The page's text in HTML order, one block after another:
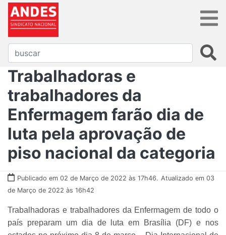
Trabalhadoras e
trabalhadores da
Enfermagem farão dia de
luta pela aprovação de
piso nacional da categoria
Publicado em 02 de Março de 2022 às 17h46. Atualizado em 03
de Março de 2022 às 16h42
Trabalhadoras e trabalhadores da Enfermagem de todo o
país preparam um dia de luta em Brasília (DF) e nos